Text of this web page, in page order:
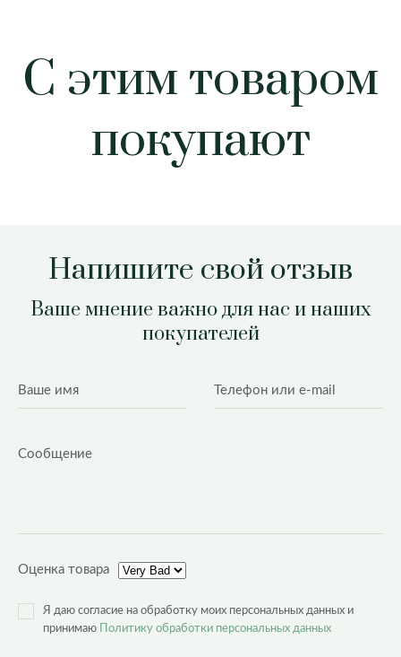
С этим товаром
покупают
Напишите свой отзыв
Ваше мнение важно для нас и наших
покупателей
Оценка товара
Я даю согласие на обработку моих персональных данных и
принимаю
Политику обработки персональных данных